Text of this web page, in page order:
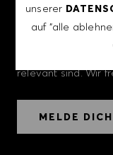
unserer
auf "alle
Karriere bei
relevant sind. Wir
MELDE